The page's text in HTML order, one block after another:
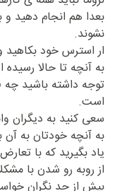
بعدا هم انجام دهید و
نشوند.
ار استرس خود
به آنچه تا حالا
توجه داشته باشید
است.
سعی کنید به دیگران
به آنچه خودتان به آن
یاد بگیرید که با
از روبه رو شدن با
بیش از حد نگران